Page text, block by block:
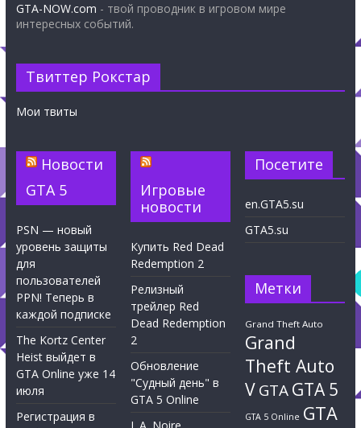
GTA-NOW.com - твой проводник в игровом мире
интересных событий.
Твиттер Рокстар
Мои твиты
Новости
GTA 5
PSN — новый
уровень защиты
для
пользователей
PPN! Теперь в
каждой подписке
The Kortz Center
Heist выйдет в
GTA Online уже 14
июля
Регистрация в
Игровые
новости
Купить Red Dead
Redemption 2
Релизный
трейлер Red
Dead Redemption
2
Обновление
"Судный день" в
GTA 5 Online
L.A. Noire
Посетите
en.GTA5.su
GTA5.su
Метки
Grand Theft Auto
Grand
Theft Auto
VGTAGTA 5
GTA 5 Online GTA